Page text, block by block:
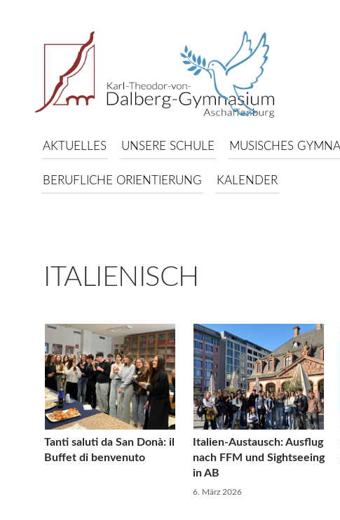
AKTUELLES UNSERE SCHULE MUSISCHES
BERUFLICHE ORIENTIERUNG KALENDER
ITALIENISCH
Tanti saluti da San Donà: il
Buffet di benvenuto
Italien-Austausch: Ausflug
nach FFM und Sightseeing
in AB
6. März 2026